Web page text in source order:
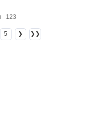
123
5 ❯ ❯❯